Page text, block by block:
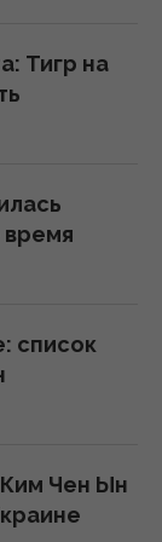
все
Тигр на
список
Чен Ын